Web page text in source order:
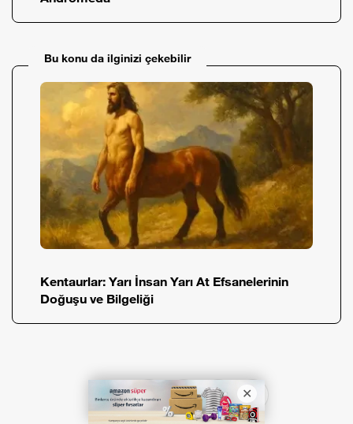
Bu konu da ilginizi çekebilir
Kentaurlar: Yarı İnsan Yarı At Efsanelerinin
Doğuşu ve Bilgeliği
Paylas